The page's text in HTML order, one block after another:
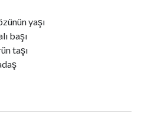
yaşı
başı
taşı